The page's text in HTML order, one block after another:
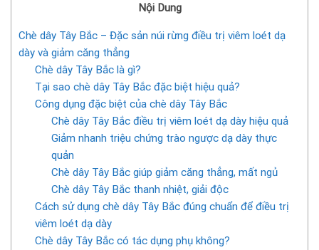
Nội Dung
Chè dây Tây Bắc – Đặc sản núi rừng điều trị viêm loét dạ
dày và giảm căng thẳng
Chè dây Tây Bắc là gì?
Tại sao chè dây Tây Bắc đặc biệt hiệu quả?
Công dụng đặc biệt của chè dây Tây Bắc
Chè dây Tây Bắc điều trị viêm loét dạ dày hiệu quả
Giảm nhanh triệu chứng trào ngược dạ dày thực
quản
Chè dây Tây Bắc giúp giảm căng thẳng, mất ngủ
Chè dây Tây Bắc thanh nhiệt, giải độc
Cách sử dụng chè dây Tây Bắc đúng chuẩn để điều trị
viêm loét dạ dày
Chè dây Tây Bắc có tác dụng phụ không?